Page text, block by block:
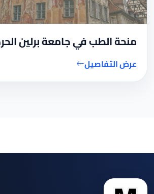
منحة الطب في جامعة برلين
عرض التفاصيل